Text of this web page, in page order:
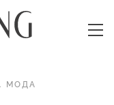
. МОДА